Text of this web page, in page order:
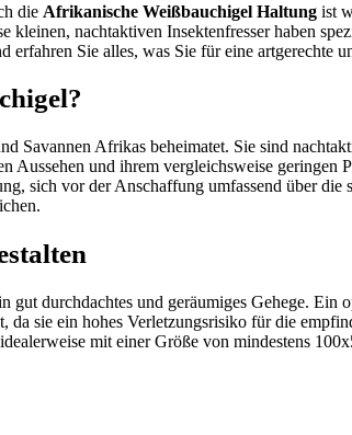
die Afrikanische Weißbauchigel Haltung ist
nachtaktiven Insektenfresser haben
Sie alles, was Sie für eine artgerechte
Savannen Afrikas beheimatet. Sie sind
und ihrem vergleichsweise geringen
sich vor der Anschaffung umfassend über die
gut durchdachtes und geräumiges Gehege. Ein
sie ein hohes Verletzungsrisiko für die
mit einer Größe von mindestens